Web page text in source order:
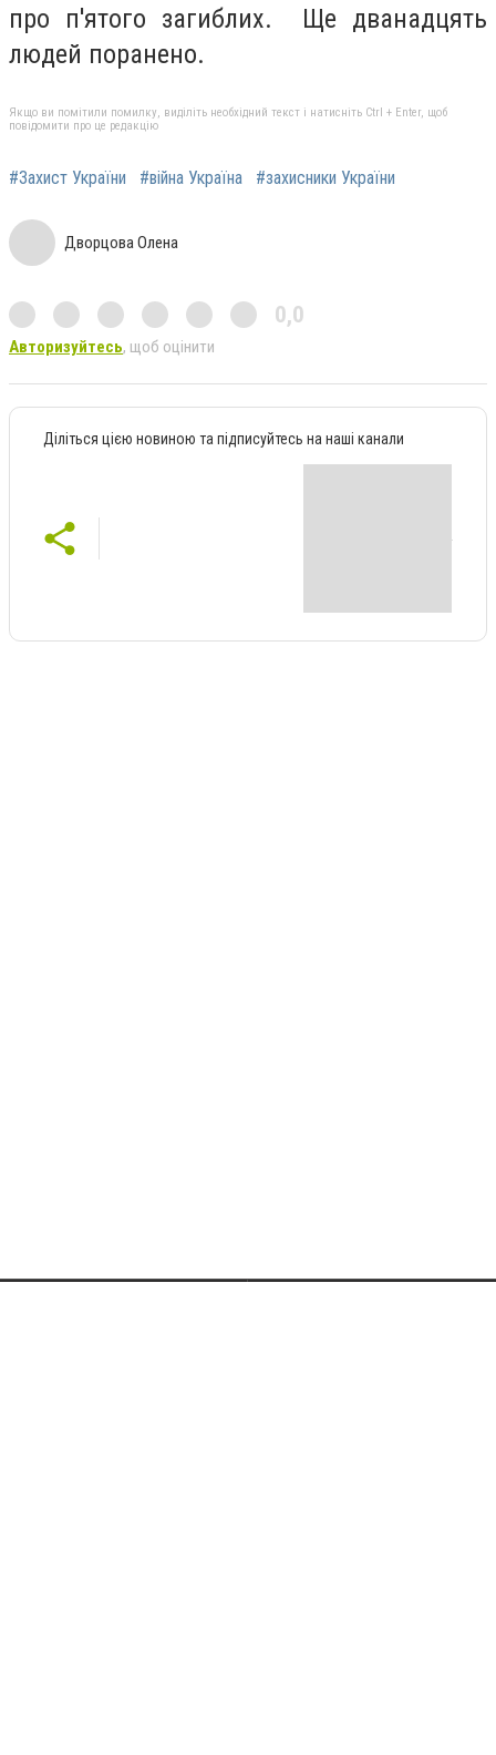
про п'ятого загиблих. Ще дванадцять
людей поранено.
Якщо ви помітили помилку, виділіть необхідний текст і натисніть Ctrl + Enter, щоб
повідомити про це редакцію
#Захист України #війна Україна #захисники України
Дворцова Олена
0,0
Авторизуйтесь, щоб оцінити
Діліться цією новиною та підписуйтесь на наші канали